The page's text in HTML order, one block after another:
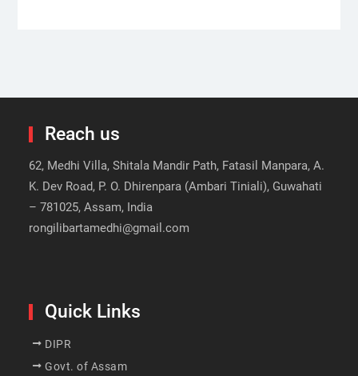
Reach us
62, Medhi Villa, Shitala Mandir Path, Fatasil Manpara, A.
K. Dev Road, P. O. Dhirenpara (Ambari Tiniali), Guwahati
– 781025, Assam, India
rongilibartamedhi@gmail.com
Quick Links
DIPR
Govt. of Assam